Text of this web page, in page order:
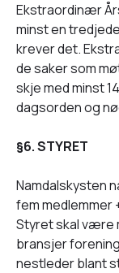
Ekstraordinær
minst en
krever det.
de saker som
skje med minst
dagsorden og
§6. STYRET
Namdalskysten
fem medlemmer
Styret skal være
bransjer
nestleder blant